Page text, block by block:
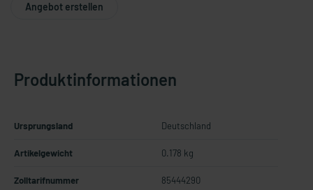
Angebot erstellen
Produktinformationen
Ursprungsland Deutschland
Artikelgewicht 0.178 kg
Zolltarifnummer 85444290